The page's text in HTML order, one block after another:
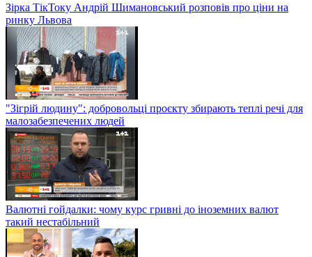
Зірка ТікТоку Андрій Шимановський розповів про ціни на
ринку Львова
"Зігрій людину": добровольці проєкту збирають теплі речі для
малозабезпечених людей
Валютні гойдалки: чому курс гривні до іноземних валют
такий нестабільний